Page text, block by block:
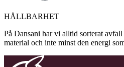
HÅLLBARHET
På Dansani har vi alltid sorterat
material och inte minst den energi